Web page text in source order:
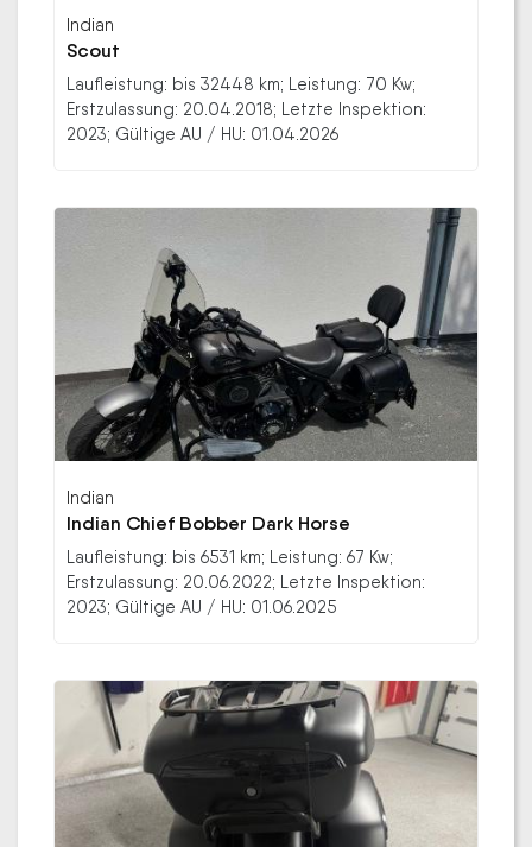
Indian
Scout
Laufleistung: bis 32448 km; Leistung: 70 Kw;
Erstzulassung: 20.04.2018; Letzte Inspektion:
2023; Gültige AU / HU: 01.04.2026
Indian
Indian Chief Bobber Dark Horse
Laufleistung: bis 6531 km; Leistung: 67 Kw;
Erstzulassung: 20.06.2022; Letzte Inspektion:
2023; Gültige AU / HU: 01.06.2025